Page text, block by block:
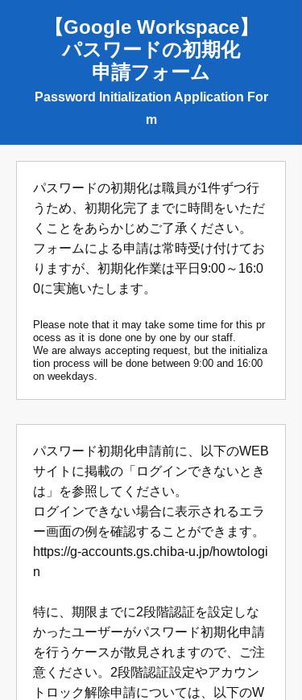
【Google Workspace】
パスワードの初期化
申請フォーム
Password Initialization Application For
m
パスワードの初期化は職員が1件ずつ行
うため、初期化完了までに時間をいただ
くことをあらかじめご了承ください。
フォームによる申請は常時受け付けてお
りますが、初期化作業は平日9:00～16:0
0に実施いたします。
Please note that it may take some time for this pr
ocess as it is done one by one by our staff.
We are always accepting request, but the initializa
tion process will be done between 9:00 and 16:00
on weekdays.
パスワード初期化申請前に、以下のWEB
サイトに掲載の「ログインできないとき
は」を参照してください。
ログインできない場合に表示されるエラ
ー画面の例を確認することができます。
https://g-accounts.gs.chiba-u.jp/howtologi
n
特に、期限までに2段階認証を設定しな
かったユーザーがパスワード初期化申請
を行うケースが散見されますので、ご注
意ください。2段階認証設定やアカウン
トロック解除申請については、以下のW